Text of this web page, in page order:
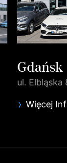
Gdańsk
ul. Elbląska
Więcej